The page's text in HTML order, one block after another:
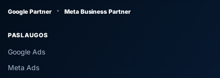
Google Partner Meta Business Partner
PASLAUGOS
Google Ads
Meta Ads